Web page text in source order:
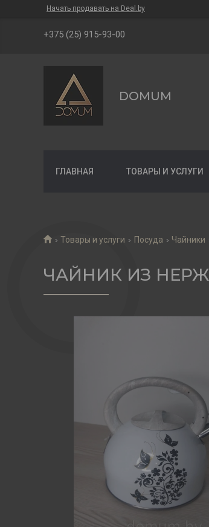
Начать продавать на Deal.by
+375 (25) 915-93-00
DOMUM
ГЛАВНАЯ ТОВАРЫ И УСЛУГИ
Товары и услуги Посуда Чайники
ЧАЙНИК ИЗ